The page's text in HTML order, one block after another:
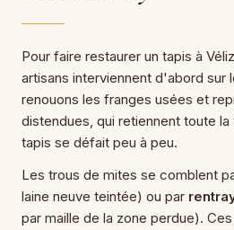
Pour faire restaurer un tapis à
artisans interviennent d'abord sur
renouons les franges usées et
distendues, qui retiennent toute la
tapis se défait peu à peu.
Les trous de mites se comblent
laine neuve teintée) ou par
par maille de la zone perdue).